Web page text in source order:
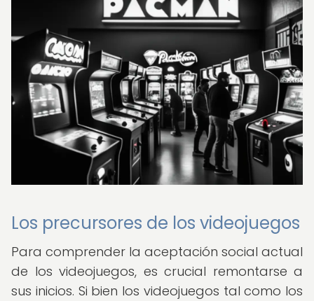
Los precursores de los videojuegos
Para comprender la aceptación social actual
de los videojuegos, es crucial remontarse a
sus inicios. Si bien los videojuegos tal como los